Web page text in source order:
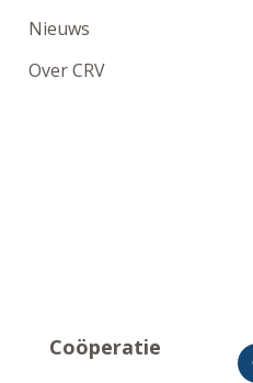
Nieuws
Over CRV
Coöperatie